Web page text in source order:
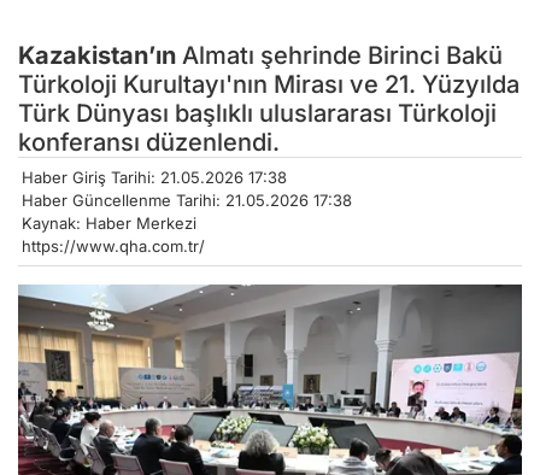
Kazakistan’ın Almatı şehrinde Birinci Bakü
Türkoloji Kurultayı'nın Mirası ve 21. Yüzyılda
Türk Dünyası başlıklı uluslararası Türkoloji
konferansı düzenlendi.
Haber Giriş Tarihi: 21.05.2026 17:38
Haber Güncellenme Tarihi: 21.05.2026 17:38
Kaynak: Haber Merkezi
https://www.qha.com.tr/